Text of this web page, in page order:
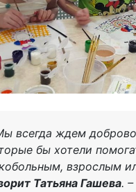
всегда ждем
бы хотели
взрослым
Татьяна Гашева.